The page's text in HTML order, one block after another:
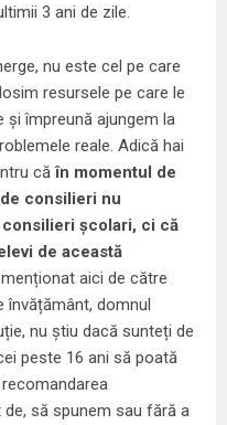
3 ani de zile.
nu este cel pe care
resursele pe care le
și împreună ajungem la
reale. Adică hai
căîn momentul de
consilieri nu
școlari, ci că
de această
aici de către
învățământ, domnul
nu știu dacă sunteți de
peste 16 ani să poată
să spunem sau fără a